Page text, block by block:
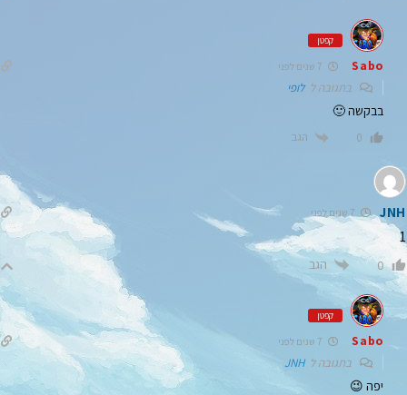
קפטן
Sabo
בתגובה ללופי
בבקשה 🙂
0 הגב
JNH
1
0 הגב
קפטן
Sabo
בתגובה לJNH
יפה 😉